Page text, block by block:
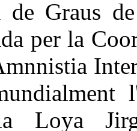
de Graus
per la
Loya